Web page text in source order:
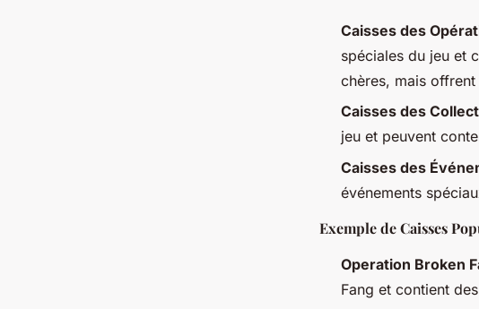
Caisses des
spéciales du jeu et
chères, mais
Caisses des
jeu et peuvent
Caisses des
événements
Exemple de Caisses
Operation Broken
Fang et contient